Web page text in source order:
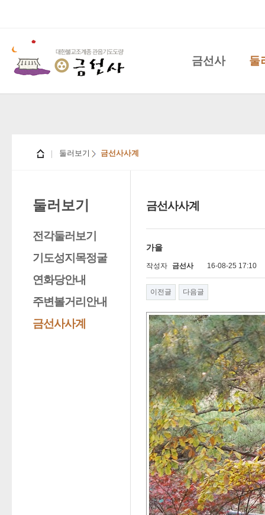
금선사 둘
둘러보기 금선사사계
둘러보기
전각둘러보기
기도성지목정굴
연화당안내
주변볼거리안내
금선사사계
금선사사계
가을
작성자 금선사 16-08-25 17:10
이전글 다음글